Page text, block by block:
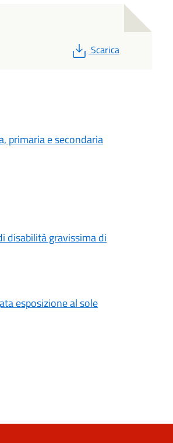
PDF
Scarica
primaria e secondaria
disabilità gravissima di
esposizione al sole